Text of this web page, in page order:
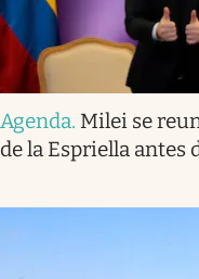
Agenda. Milei se
de la Espriella antes